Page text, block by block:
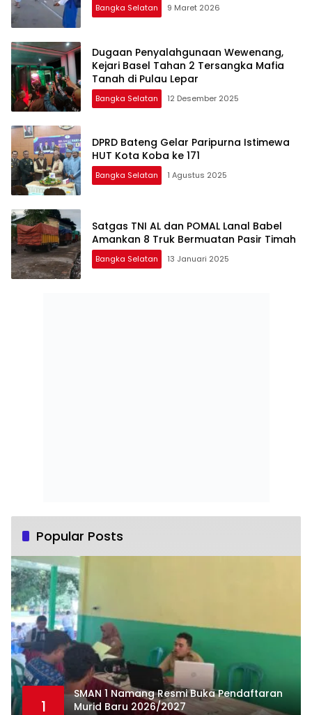
Bangka Selatan 9 Maret 2026
Dugaan Penyalahgunaan Wewenang,
Kejari Basel Tahan 2 Tersangka Mafia
Tanah di Pulau Lepar
Bangka Selatan 12 Desember 2025
DPRD Bateng Gelar Paripurna Istimewa
HUT Kota Koba ke 171
Bangka Selatan 1 Agustus 2025
Satgas TNI AL dan POMAL Lanal Babel
Amankan 8 Truk Bermuatan Pasir Timah
Bangka Selatan 13 Januari 2025
Popular Posts
1
SMAN 1 Namang Resmi Buka Pendaftaran
Murid Baru 2026/2027